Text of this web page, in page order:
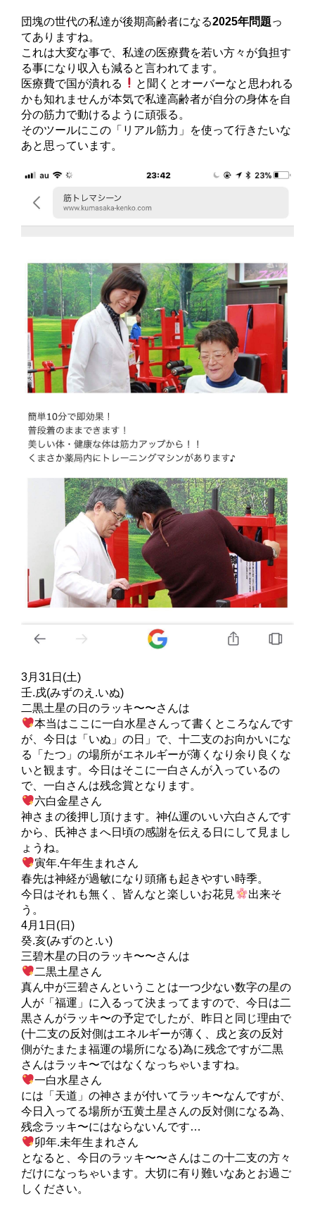
団塊の世代の私達が後期高齢者になる2025年問題っ
てありますね。
これは大変な事で、私達の医療費を若い方々が負担す
る事になり収入も減ると言われてます。
医療費で国が潰れる
と聞くとオーバーなと思われる
かも知れませんが本気で私達高齢者が自分の身体を自
分の筋力で動けるように頑張る。
そのツールにこの「リアル筋力」を使って行きたいな
あと思っています。
3月31日(土)
壬.戌(みずのえ.いぬ)
二黒土星の日のラッキ〜〜さんは
本当はここに一白水星さんって書くところなんです
が、今日は「いぬ」の日」で、十二支のお向かいにな
る「たつ」の場所がエネルギーが薄くなり余り良くな
いと観ます。今日はそこに一白さんが入っているの
で、一白さんは残念賞となります。
六白金星さん
神さまの後押し頂けます。神仏運のいい六白さんです
から、氏神さまへ日頃の感謝を伝える日にして見まし
ょうね。
寅年.午年生まれさん
春先は神経が過敏になり頭痛も起きやすい時季。
今日はそれも無く、皆んなと楽しいお花見
出来そ
う。
4月1日(日)
癸.亥(みずのと.い)
三碧木星の日のラッキ〜〜さんは
二黒土星さん
真ん中が三碧さんということは一つ少ない数字の星の
人が「福運」に入るって決まってますので、今日は二
黒さんがラッキ〜の予定でしたが、昨日と同じ理由で
(十二支の反対側はエネルギーが薄く、戌と亥の反対
側がたまたま福運の場所になる)為に残念ですが二黒
さんはラッキ〜ではなくなっちゃいますね。
一白水星さん
には「天道」の神さまが付いてラッキ〜なんですが、
今日入ってる場所が五黄土星さんの反対側になる為、
残念ラッキ〜にはならないんです…
卯年.未年生まれさん
となると、今日のラッキ〜〜さんはこの十二支の方々
だけになっちゃいます。大切に有り難いなあとお過ご
しください。